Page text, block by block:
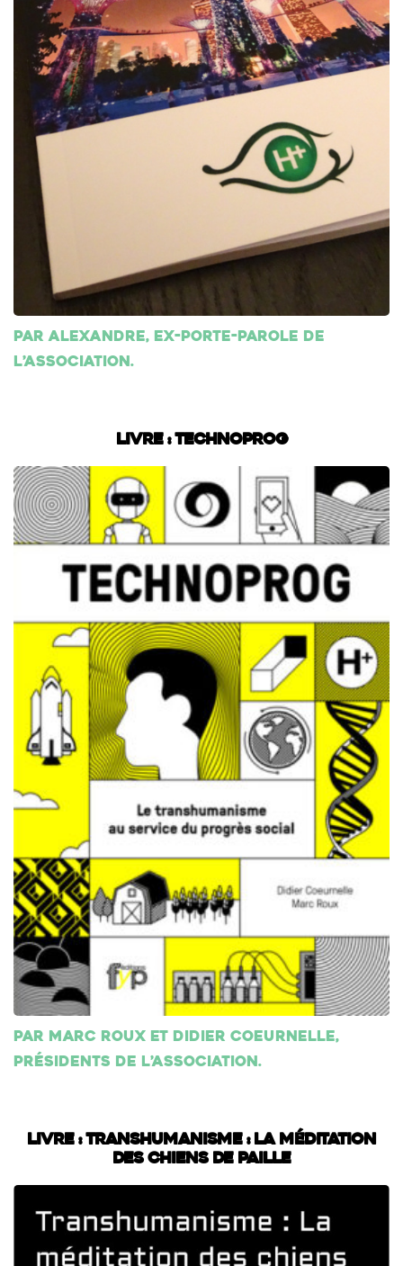
Par Alexandre, ex-porte-parole de
l’association.
Livre : Technoprog
Par Marc Roux et Didier Coeurnelle,
présidents de l’association.
Livre : Transhumanisme : La méditation
des chiens de paille